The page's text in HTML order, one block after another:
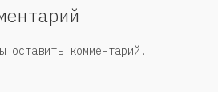
оставить комментарий.